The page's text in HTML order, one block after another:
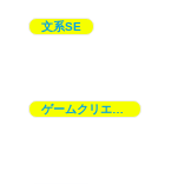
文系SE
ゲームクリエイター